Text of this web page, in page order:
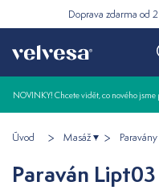
Doprava zdarma od
NOVINKY! Chcete vidět, co nového
Úvod Masáž Paravány
Paraván Lipt03